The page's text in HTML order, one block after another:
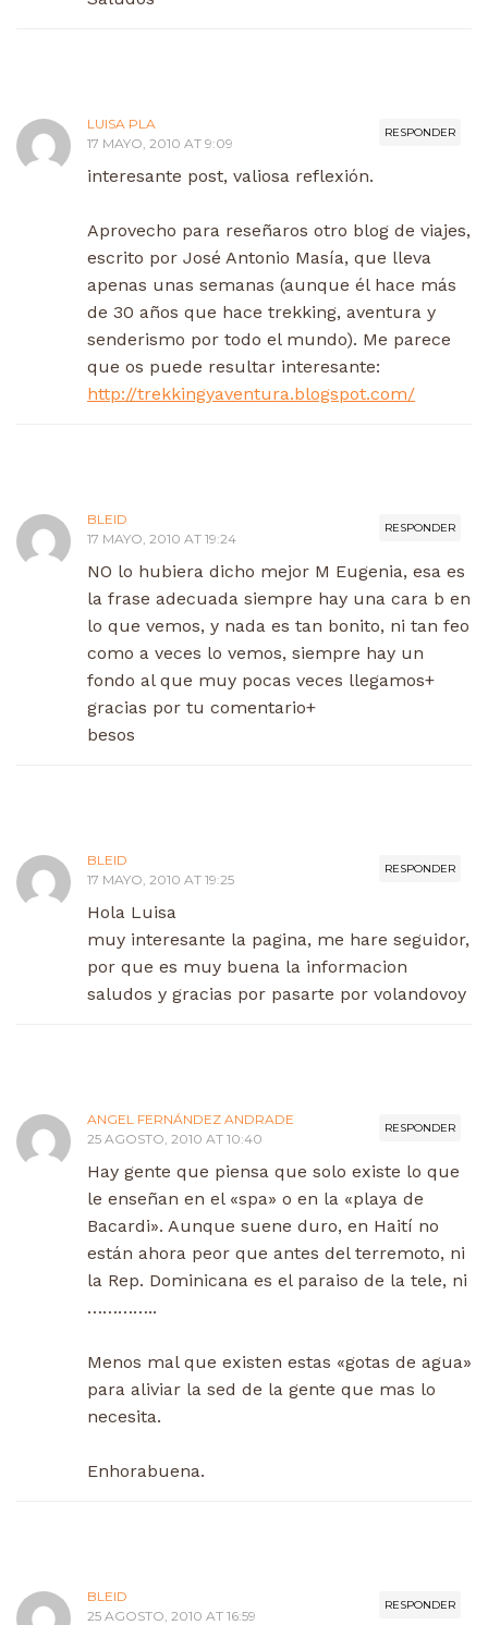
RESPONDER
LUISA PLA
17 MAYO, 2010 AT 9:09
interesante post, valiosa reflexión.
Aprovecho para reseñaros otro blog de viajes,
escrito por José Antonio Masía, que lleva
apenas unas semanas (aunque él hace más
de 30 años que hace trekking, aventura y
senderismo por todo el mundo). Me parece
que os puede resultar interesante:
http://trekkingyaventura.blogspot.com/
RESPONDER
BLEID
17 MAYO, 2010 AT 19:24
NO lo hubiera dicho mejor M Eugenia, esa es
la frase adecuada siempre hay una cara b en
lo que vemos, y nada es tan bonito, ni tan feo
como a veces lo vemos, siempre hay un
fondo al que muy pocas veces llegamos+
gracias por tu comentario+
besos
RESPONDER
BLEID
17 MAYO, 2010 AT 19:25
Hola Luisa
muy interesante la pagina, me hare seguidor,
por que es muy buena la informacion
saludos y gracias por pasarte por volandovoy
RESPONDER
ANGEL FERNÁNDEZ ANDRADE
25 AGOSTO, 2010 AT 10:40
Hay gente que piensa que solo existe lo que
le enseñan en el «spa» o en la «playa de
Bacardi». Aunque suene duro, en Haití no
están ahora peor que antes del terremoto, ni
la Rep. Dominicana es el paraiso de la tele, ni
…………..
Menos mal que existen estas «gotas de agua»
para aliviar la sed de la gente que mas lo
necesita.
Enhorabuena.
RESPONDER
BLEID
25 AGOSTO, 2010 AT 16:59